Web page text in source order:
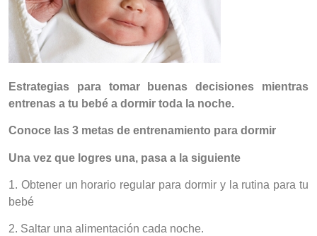
Estrategias para tomar buenas decisiones mientras
entrenas a tu bebé a dormir toda la noche.
Conoce las 3 metas de entrenamiento para dormir
Una vez que logres una, pasa a la siguiente
1. Obtener un horario regular para dormir y la rutina para tu
bebé
2. Saltar una alimentación cada noche.